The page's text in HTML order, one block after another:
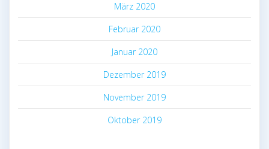
März 2020
Februar 2020
Januar 2020
Dezember 2019
November 2019
Oktober 2019